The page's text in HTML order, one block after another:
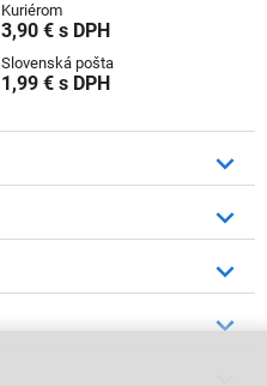
Kuriérom
3,90 € s DPH
Slovenská pošta
1,99 € s DPH